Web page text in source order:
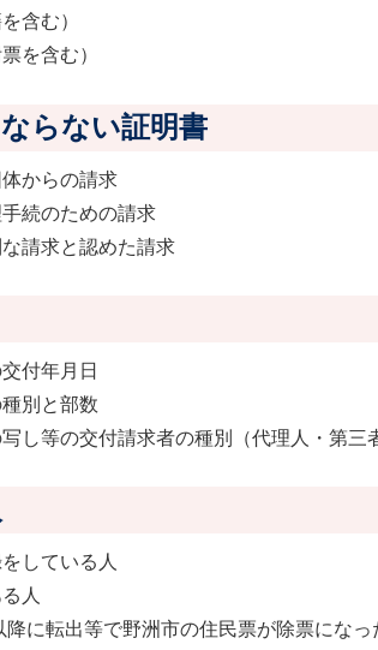
含む）
を含む）
らない証明書
からの請求
続のための請求
請求と認めた請求
付年月日
別と部数
し等の交付請求者の種別（代理人・第三
している人
人
に転出等で野洲市の住民票が除票になっ